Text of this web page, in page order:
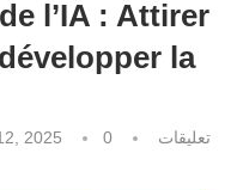
l’IA : Attirer
la
2025
0 تعليقات